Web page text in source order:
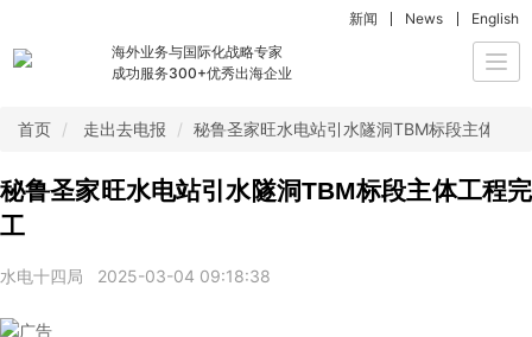
海外业务与国际化战略专家
成功服务300+优秀出海企业
新闻 News English
首页 走出去电报 秘鲁圣家旺水电站引水隧洞TBM标段主体工
秘鲁圣家旺水电站引水隧洞TBM标段主体工程完
工
水电十四局 2025-03-04 09:18:38